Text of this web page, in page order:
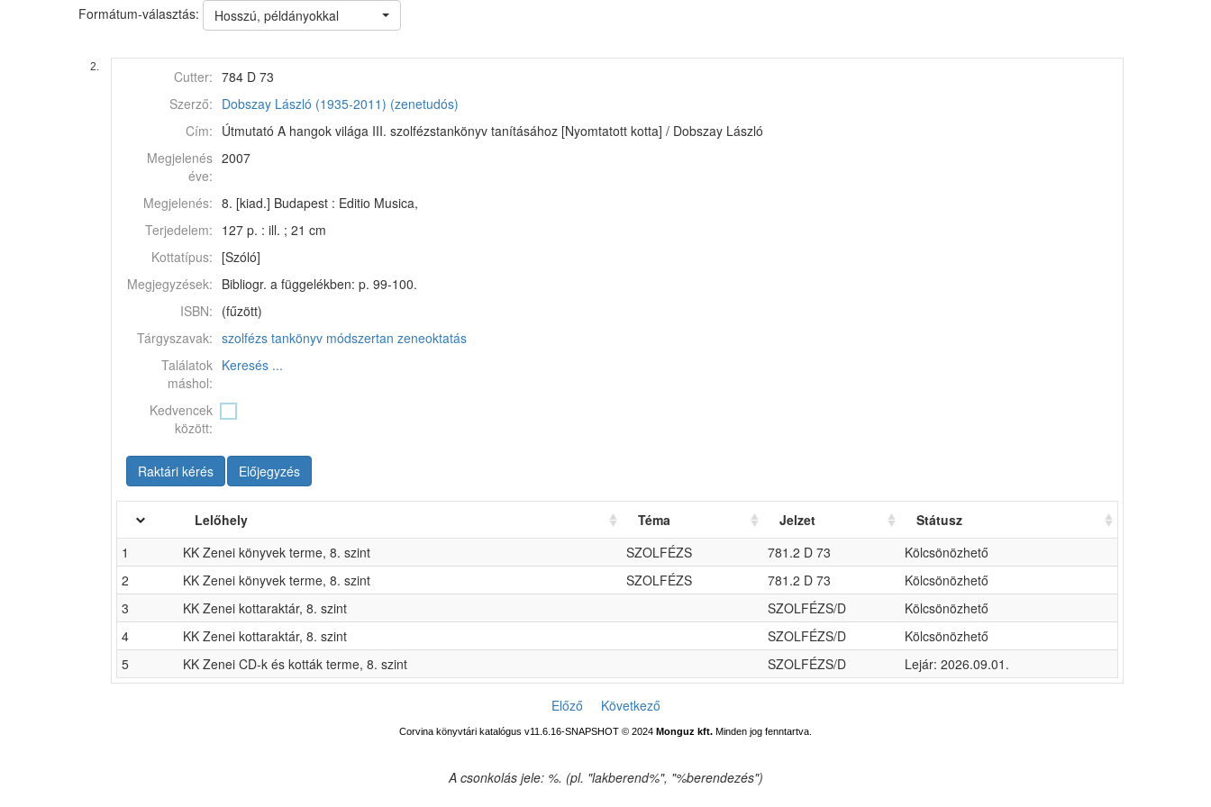
Formátum-választás: Hosszú, példányokkal
2.
Cutter: 784 D 73
Szerző: Dobszay László (1935-2011) (zenetudós)
Cím: Útmutató A hangok világa III. szolfézstankönyv tanításához [Nyomtatott kotta] / Dobszay László
Megjelenés
éve:
2007
Megjelenés: 8. [kiad.] Budapest : Editio Musica,
Terjedelem: 127 p. : ill. ; 21 cm
Kottatípus: [Szóló]
Megjegyzések: Bibliogr. a függelékben: p. 99-100.
ISBN: (fűzött)
Tárgyszavak: szolfézs tankönyv módszertan zeneoktatás
Találatok
máshol:
Keresés ...
Kedvencek
között:
Raktári kérés Előjegyzés
Lelőhely Téma Jelzet
Státusz
1
KK Zenei könyvek terme, 8. szint SZOLFÉZS 781.2 D 73
Kölcsönözhető
2
KK Zenei könyvek terme, 8. szint SZOLFÉZS 781.2 D 73
Kölcsönözhető
3
KK Zenei kottaraktár, 8. szint SZOLFÉZS/D
Kölcsönözhető
4
KK Zenei kottaraktár, 8. szint SZOLFÉZS/D
Kölcsönözhető
5
KK Zenei CD-k és kották terme, 8. szint SZOLFÉZS/D Lejár: 2026.09.01.
Előző Következő
Corvina könyvtári katalógus v11.6.16-SNAPSHOT © 2024 Monguz kft. Minden jog fenntartva.
A csonkolás jele: %. (pl. "lakberend%", "%berendezés")